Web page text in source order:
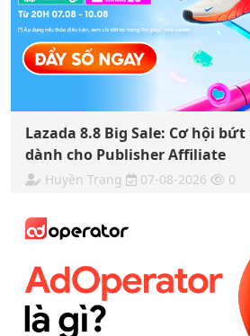
Lazada 8.8 Big Sale: Cơ hội
dành cho Publisher Affiliate
Huyền Trang 07-08-2026 0